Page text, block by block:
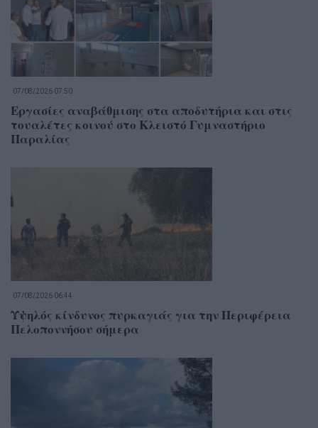
07/08/2026 07:50
Εργασίες αναβάθμισης στα αποδυτήρια και στις
τουαλέτες κοινού στο Κλειστό Γυμναστήριο
Παραλίας
07/08/2026 06:44
Υψηλός κίνδυνος πυρκαγιάς για την Περιφέρεια
Πελοποννήσου σήμερα